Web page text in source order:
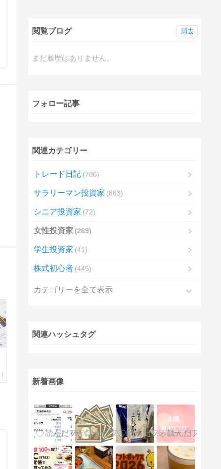
閲覧ブログ
まだ履歴はありません。
消去
フォロー記事
関連カテゴリー
トレード日記 786
サラリーマン投資家 863
シニア投資家 72
女性投資家 269
学生投資家 41
株式初心者 445
カテゴリーを全て表示
関連ハッシュタグ
新着画像